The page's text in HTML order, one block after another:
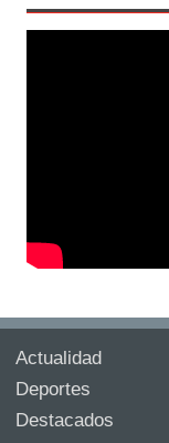
Actualidad
Deportes
Destacados